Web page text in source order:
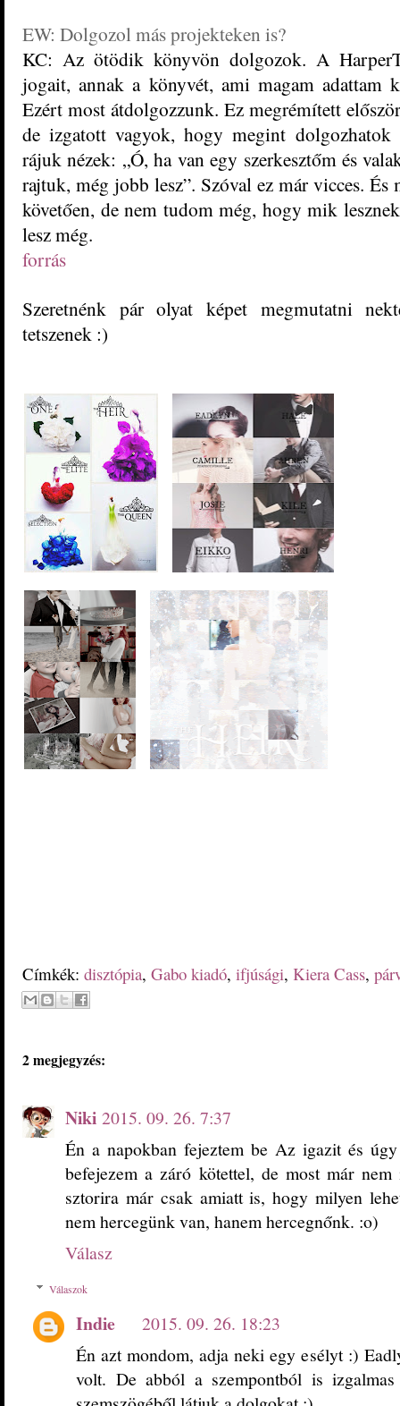
EW: Dolgozol más projekteken is?
KC: Az ötödik könyvön dolgozok. A
jogait, annak a könyvét, ami magam
Ezért most átdolgozzunk. Ez megrémített
de izgatott vagyok, hogy megint dolgozhatok
rájuk nézek: „Ó, ha van egy szerkesztőm és
rajtuk, még jobb lesz”. Szóval ez már vicces. És
követően, de nem tudom még, hogy mik
lesz még.
forrás
Szeretnénk pár olyat képet megmutatni
tetszenek :)
Címkék: disztópia, Gabo kiadó, ifjúsági, Kiera Cass,
2 megjegyzés:
Niki 2015. 09. 26. 7:37
Én a napokban fejeztem be Az igazit és
befejezem a záró kötettel, de most már
sztorira már csak amiatt is, hogy milyen
nem hercegünk van, hanem hercegnőnk. :o)
Válasz
Válaszok
Indie
2015. 09. 26. 18:23
Én azt mondom, adja neki egy esélyt :)
volt. De abból a szempontból is